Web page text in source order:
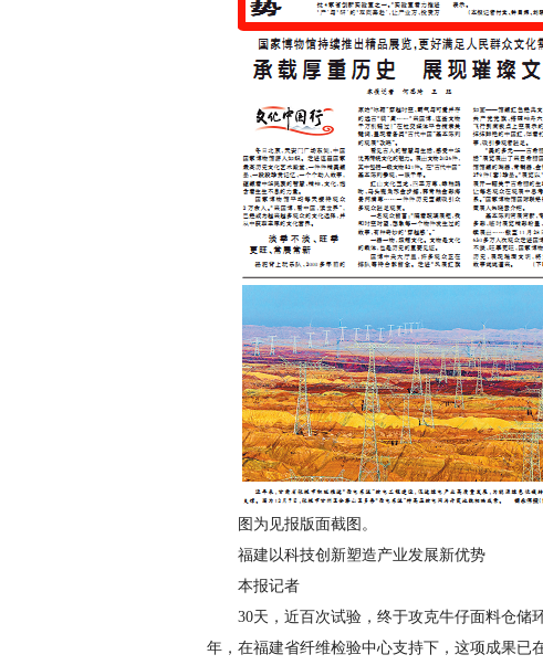
图为见报版面截图。
福建以科技创新塑造产业发展新优势
本报记者
30天，近百次试验，终于攻克牛仔面料仓储
年，在福建省纤维检验中心支持下，这项成果已